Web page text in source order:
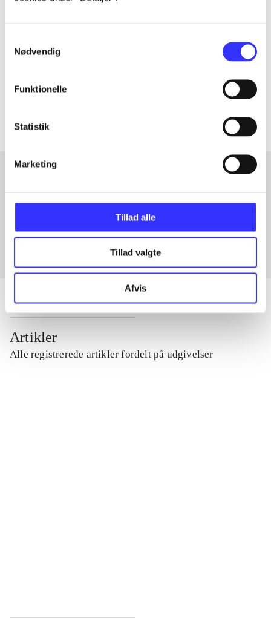
Nødvendig
Funktionelle
Statistik
Marketing
Tillad alle
Tillad valgte
Afvis
Artiklerne i
Artikler med samme emner
Artikler
Alle registrerede artikler fordelt på udgivelser